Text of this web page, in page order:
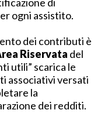
ogni assistito.
dei contributi è
Riservata del
utili” scarica le
associativi versati
la
dei redditi.